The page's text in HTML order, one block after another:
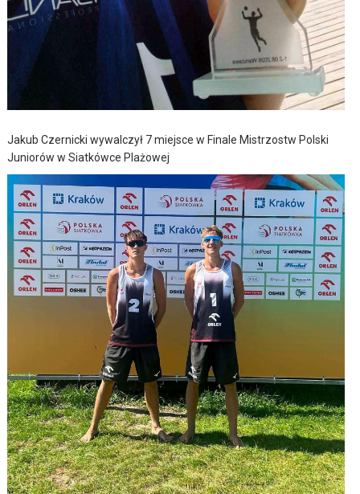
Jakub Czernicki wywalczył 7 miejsce w Finale Mistrzostw Polski
Juniorów w Siatkówce Plażowej